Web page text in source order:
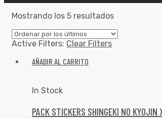
Mostrando los 5 resultados
Active Filters: Clear Filters
AÑADIR AL CARRITO
In Stock
PACK STICKERS SHINGEKI NO KYOJIN